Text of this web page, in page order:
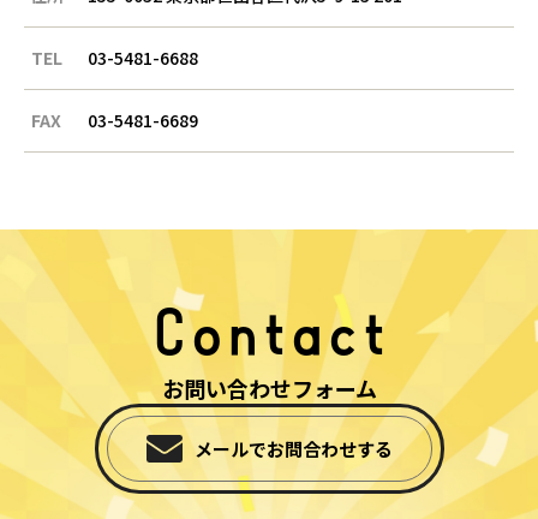
TEL 03-5481-6688
FAX 03-5481-6689
Contact
お問い合わせフォーム
メールでお問合わせする